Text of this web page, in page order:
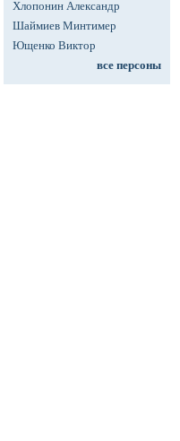
Хлопонин Александр
Шаймиев Минтимер
Ющенко Виктор
все персоны